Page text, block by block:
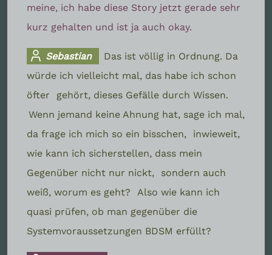
meine, ich habe diese Story jetzt gerade sehr
kurz gehalten und ist ja auch okay.
Sebastian
Das ist völlig in Ordnung. Da
würde ich vielleicht mal, das habe ich schon
öfter
gehört, dieses Gefälle durch Wissen.
Wenn jemand keine Ahnung hat, sage ich mal,
da frage ich mich so ein bisschen,
inwieweit,
wie kann ich sicherstellen, dass mein
Gegenüber nicht nur nickt,
sondern auch
weiß, worum es geht?
Also wie kann ich
quasi prüfen, ob man gegenüber die
Systemvoraussetzungen BDSM erfüllt?